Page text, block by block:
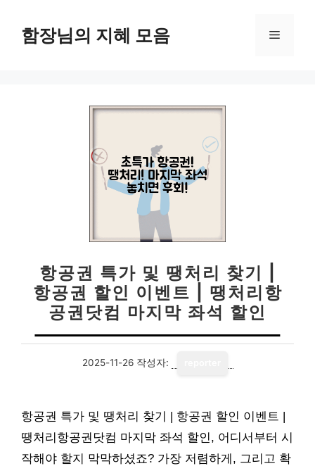
함장님의 지혜 모음 메
항공권 특가 및 땡처리 찾기 |
항공권 할인 이벤트 | 땡처리항
공권닷컴 마지막 좌석 할인
2025-11-26 작성자:
항공권 특가 및 땡처리 찾기 | 항공권 할인 이벤트 |
땡처리항공권닷컴 마지막 좌석 할인, 어디서부터 시
작해야 할지 막막하셨죠? 가장 저렴하게, 그리고 확